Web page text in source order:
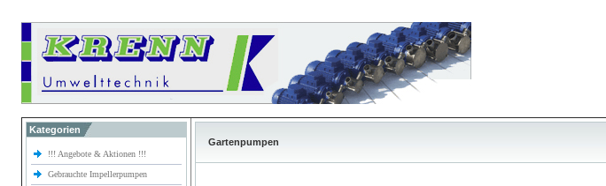
Kategorien
!!! Angebote & Aktionen !!!
Gebrauchte Impellerpumpen
Gartenpumpen